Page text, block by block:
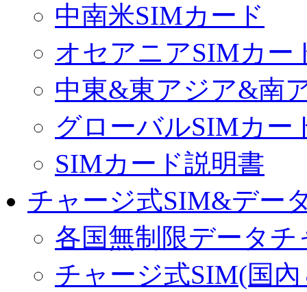
中南米SIMカード
オセアニアSIMカー
中東&東アジア&南
グローバルSIMカー
SIMカード説明書
チャージ式SIM&デー
各国無制限データチ
チャージ式SIM(国